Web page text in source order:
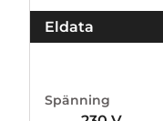
Eldata
Spänning